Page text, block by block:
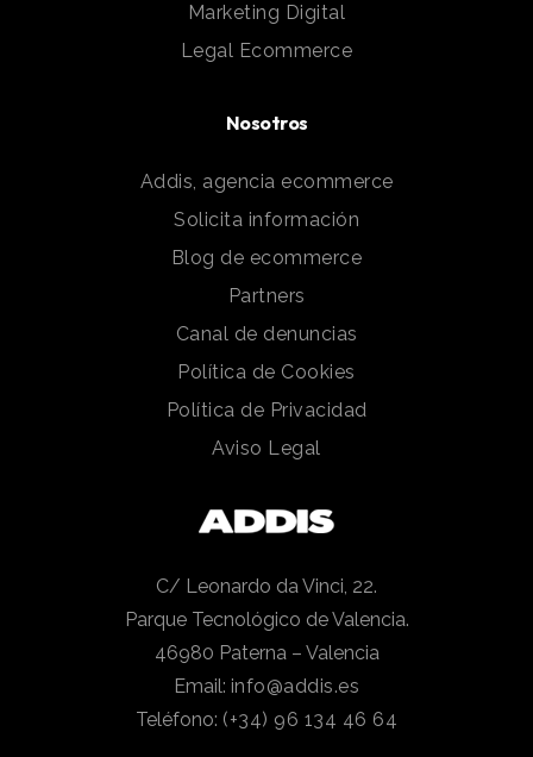
Marketing Digital
Legal Ecommerce
Nosotros
Addis, agencia ecommerce
Solicita información
Blog de ecommerce
Partners
Canal de denuncias
Política de Cookies
Política de Privacidad
Aviso Legal
C/ Leonardo da Vinci, 22.
Parque Tecnológico de Valencia.
46980 Paterna – Valencia
Email: info@addis.es
Teléfono: (+34) 96 134 46 64